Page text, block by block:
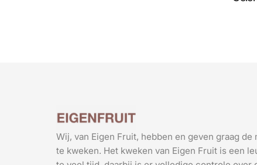
Wij, van Eigen Fruit, hebben en geven graag
te kweken. Het kweken van Eigen Fruit is een